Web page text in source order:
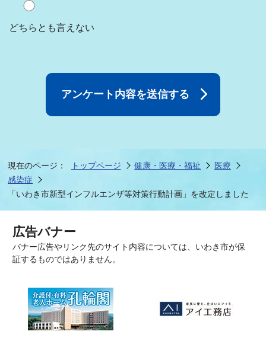
どちらとも言えない
現在のページ： トップページ 健康・医療・福祉
医療
感染症
「いわき市新型インフルエンザ等対策行動計画」を改定しました
広告バナー
バナー広告やリンク先のサイト内容については、いわき市が保
証するものではありません。